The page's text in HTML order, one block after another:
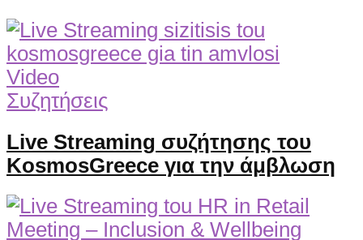
Video
Συζητήσεις
Live Streaming συζήτησης του
KosmosGreece για την άμβλωση